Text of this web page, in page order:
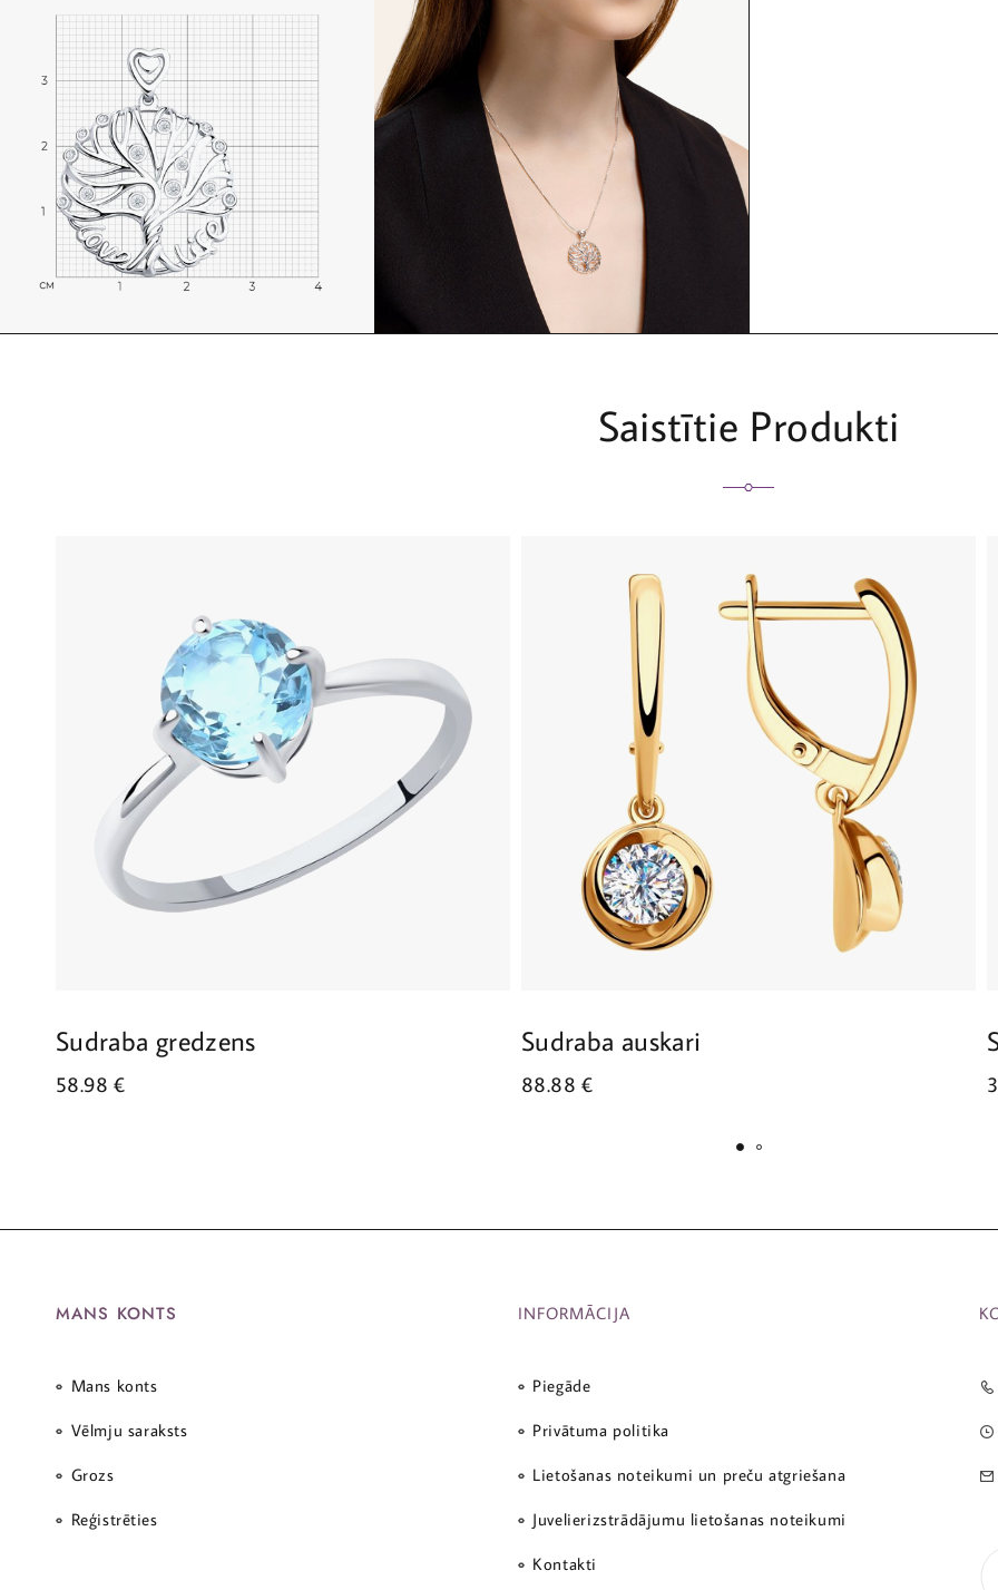
Saistītie Produkti
Sudraba gredzens
58.98€
Sudraba auskari
88.88€
MANS KONTS
Mans konts
Vēlmju saraksts
Grozs
Reģistrēties
INFORMĀCIJA
Piegāde
Privātuma politika
Lietošanas noteikumi un preču atgriešana
Juvelierizstrādājumu lietošanas noteikumi
Kontakti